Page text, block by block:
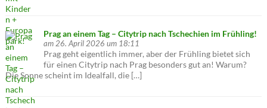
Prag an einem Tag – Citytrip nach Tschechien im Frühling!
am 26. April 2026 um 18:11
Prag geht eigentlich immer, aber der Frühling bietet sich
für einen Citytrip nach Prag besonders gut an! Warum?
Die Sonne scheint im Idealfall, die […]